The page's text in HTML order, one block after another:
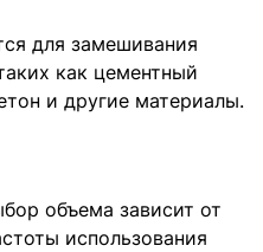
для замешивания
как цементный
и другие материалы.
объема зависит от
использования